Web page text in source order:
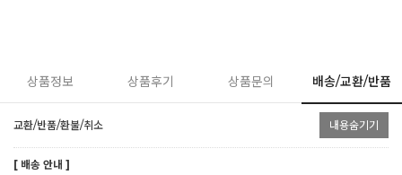
상품정보 상품후기 상품문의 배송/교환/반품
교환/반품/환불/취소 내용숨기기
[ 배송 안내 ]